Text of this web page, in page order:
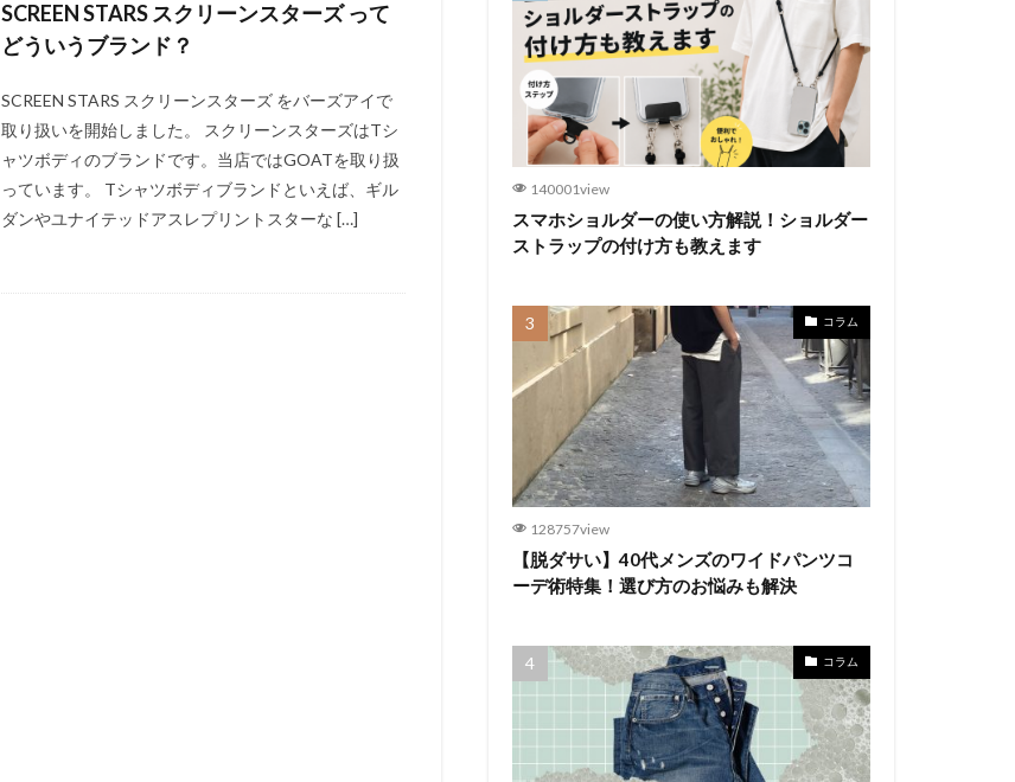
SCREEN STARS スクリーンスターズ って
どういうブランド？
SCREEN STARS スクリーンスターズ をバーズアイで
取り扱いを開始しました。 スクリーンスターズはTシ
ャツボディのブランドです。当店ではGOATを取り扱
っています。 Tシャツボディブランドといえば、ギル
ダンやユナイテッドアスレプリントスターな […]
140001view
スマホショルダーの使い方解説！ショルダー
ストラップの付け方も教えます
コラム
128757view
【脱ダサい】40代メンズのワイドパンツコ
ーデ術特集！選び方のお悩みも解決
コラム